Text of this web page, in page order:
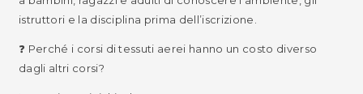
istruttori e la disciplina prima dell’iscrizione.
❓ Perché i corsi di tessuti aerei hanno un costo diverso
dagli altri corsi?